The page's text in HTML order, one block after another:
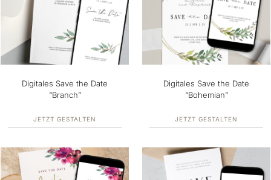
Digitales Save the Date
“Branch”
JETZT GESTALTEN
Digitales Save the Date
“Bohemian”
JETZT GESTALTEN